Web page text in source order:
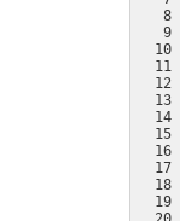
8
9
10
11
12
13
14
15
16
17
18
19